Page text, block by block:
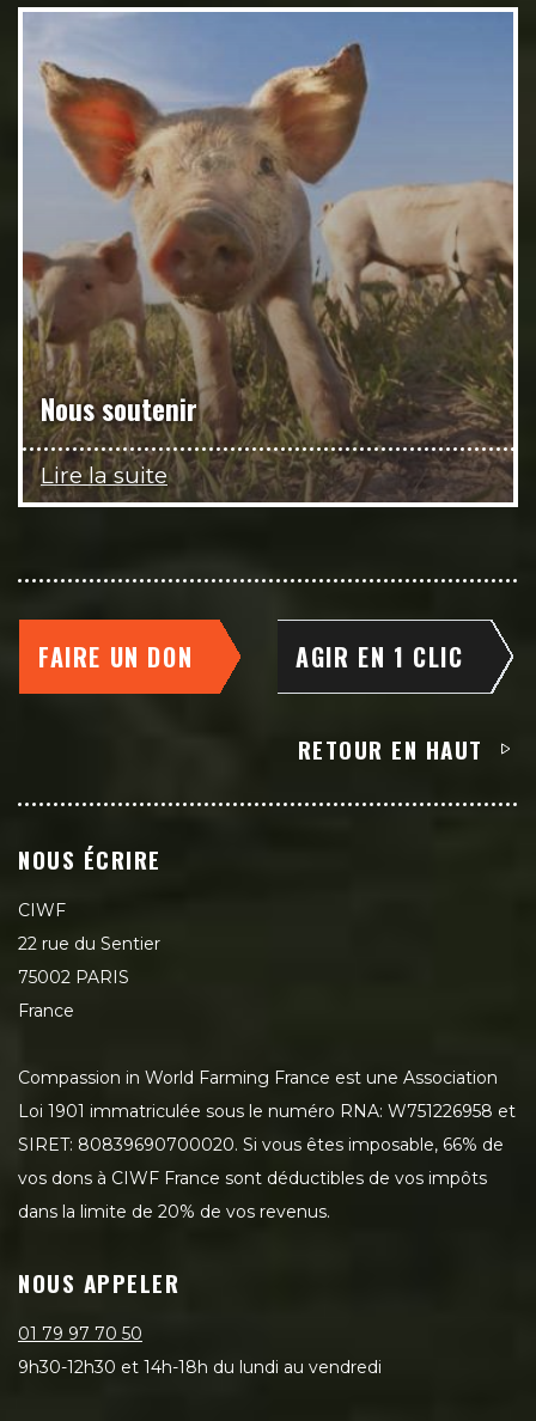
Nous soutenir
Lire la suite
FAIRE UN DON AGIR EN 1 CLIC
RETOUR EN HAUT
NOUS ÉCRIRE
CIWF
22 rue du Sentier
75002 PARIS
France
Compassion in World Farming France est une Association
Loi 1901 immatriculée sous le numéro RNA: W751226958 et
SIRET: 80839690700020. Si vous êtes imposable, 66% de
vos dons à CIWF France sont déductibles de vos impôts
dans la limite de 20% de vos revenus.
NOUS APPELER
01 79 97 70 50
9h30-12h30 et 14h-18h du lundi au vendredi